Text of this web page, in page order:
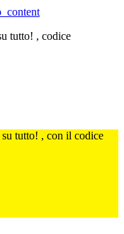
tutto! , codice
su tutto! , con il codice